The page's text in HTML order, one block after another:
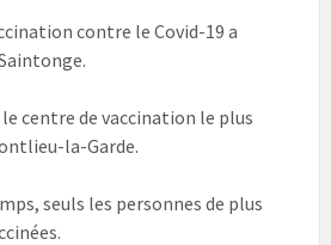
contre le Covid-19 a
centre de vaccination le plus
la-Garde.
seuls les personnes de plus